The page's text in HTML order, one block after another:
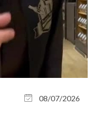
08/07/2026